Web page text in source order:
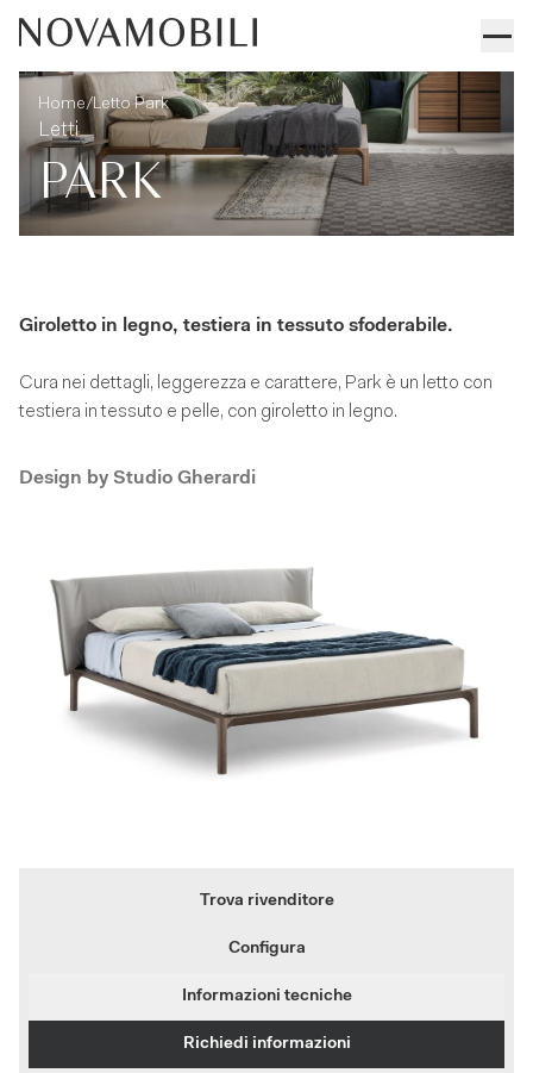
Letto Park
Home/Letto Park
Letti
PARK
Giroletto in legno, testiera in tessuto sfoderabile.
Cura nei dettagli, leggerezza e carattere, Park è un letto con
testiera in tessuto e pelle, con giroletto in legno.
Design by Studio Gherardi
Trova rivenditore
Configura
Informazioni tecniche
Richiedi informazioni